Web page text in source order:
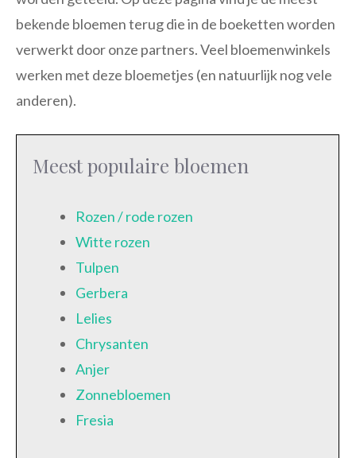
bekende bloemen terug die in de boeketten worden
verwerkt door onze partners. Veel bloemenwinkels
werken met deze bloemetjes (en natuurlijk nog vele
anderen).
Meest populaire bloemen
Rozen / rode rozen
Witte rozen
Tulpen
Gerbera
Lelies
Chrysanten
Anjer
Zonnebloemen
Fresia